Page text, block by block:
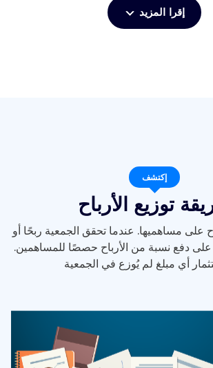
إقرا المزيد
إكتشف
توزيع الأرباح
على مساهميها. عندما تحقق الجمعية ربحًا أو
دفع نسبة من الأرباح حصصًا للمساهمين.
أي مبلغ لم يُوزع في الجمعية